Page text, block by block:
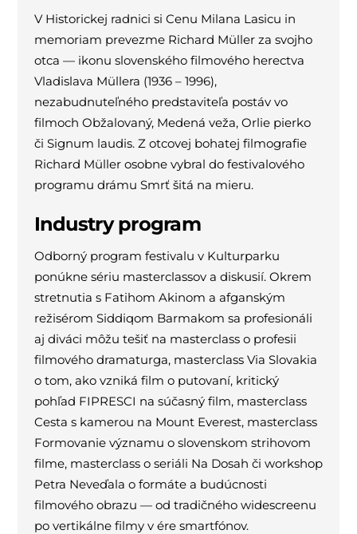
V Historickej radnici si Cenu Milana Lasicu in
memoriam prevezme Richard Müller za svojho
otca — ikonu slovenského filmového herectva
Vladislava Müllera (1936 – 1996),
nezabudnuteľného predstaviteľa postáv vo
filmoch Obžalovaný, Medená veža, Orlie pierko
či Signum laudis. Z otcovej bohatej filmografie
Richard Müller osobne vybral do festivalového
programu drámu Smrť šitá na mieru.
Industry program
Odborný program festivalu v Kulturparku
ponúkne sériu masterclassov a diskusií. Okrem
stretnutia s Fatihom Akinom a afganským
režisérom Siddiqom Barmakom sa profesionáli
aj diváci môžu tešiť na masterclass o profesii
filmového dramaturga, masterclass Via Slovakia
o tom, ako vzniká film o putovaní, kritický
pohľad FIPRESCI na súčasný film, masterclass
Cesta s kamerou na Mount Everest, masterclass
Formovanie významu o slovenskom strihovom
filme, masterclass o seriáli Na Dosah či workshop
Petra Neveďala o formáte a budúcnosti
filmového obrazu — od tradičného widescreenu
po vertikálne filmy v ére smartfónov.